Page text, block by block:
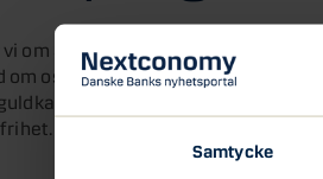
Samtycke
om att fånga dagen, leva i nuet. Vi
om oss själva och vår omvärld. Vi
på tillvaron. För att det ska